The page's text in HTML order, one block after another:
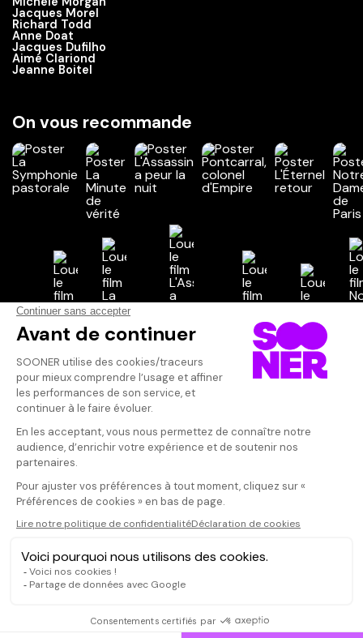
Jacques Morel
Richard Todd
Anne Doat
Jacques Dufilho
Aimé Clariond
Jeanne Boitel
On vous recommande
Vos avis
Donnez votre avis
Votre note
Votre commentaire
Il faut vous connecter pour
publier un avis
CONNEXION